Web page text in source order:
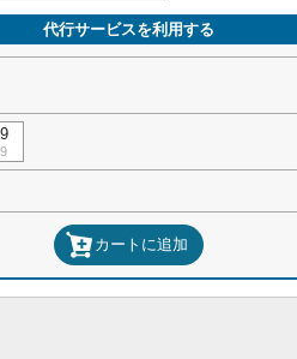
代行サービスを利用する
カートに追加